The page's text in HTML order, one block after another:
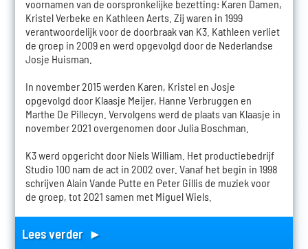
voornamen van de oorspronkelijke bezetting: Karen Damen,
Kristel Verbeke en Kathleen Aerts. Zij waren in 1999
verantwoordelijk voor de doorbraak van K3. Kathleen verliet
de groep in 2009 en werd opgevolgd door de Nederlandse
Josje Huisman.
In november 2015 werden Karen, Kristel en Josje
opgevolgd door Klaasje Meijer, Hanne Verbruggen en
Marthe De Pillecyn. Vervolgens werd de plaats van Klaasje in
november 2021 overgenomen door Julia Boschman.
K3 werd opgericht door Niels William. Het productiebedrijf
Studio 100 nam de act in 2002 over. Vanaf het begin in 1998
schrijven Alain Vande Putte en Peter Gillis de muziek voor
de groep, tot 2021 samen met Miguel Wiels.
Lees verder ►